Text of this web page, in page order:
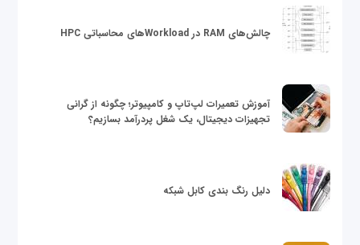
چالش‌های RAM در Workloadهای محاسباتی HPC
آموزش تعمیرات لپ‌تاپ و کامپیوتر؛ چگونه از گرانی
تجهیزات دیجیتال، یک شغل پردرآمد بسازیم؟
دلیل رنگ بندی کابل شبکه